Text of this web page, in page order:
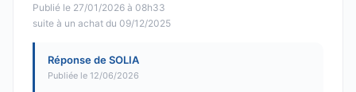
Publié le 27/01/2026 à 08h33
suite à un achat du 09/12/2025
Réponse de SOLIA
Publiée le 12/06/2026